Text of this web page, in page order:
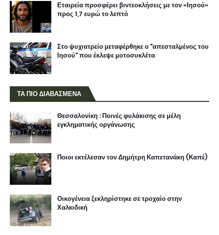
Εταιρεία προσφέρει βιντεοκλήσεις με τον «Ιησού»
προς 1,7 ευρώ το λεπτό
Στο ψυχιατρείο μεταφέρθηκε ο "απεσταλμένος του
Ιησού" που έκλεψε μοτοσυκλέτα
ΤΑ ΠΙΟ ΔΙΑΒΑΣΜΕΝΑ
Θεσσαλονίκη : Ποινές φυλάκισης σε μέλη
εγκληματικής οργάνωσης
Ποιοι εκτέλεσαν τον Δημήτρη Καπετανάκη (Καπέ)
Οικογένεια ξεκληρίστηκε σε τροχαίο στην
Χαλκιδική